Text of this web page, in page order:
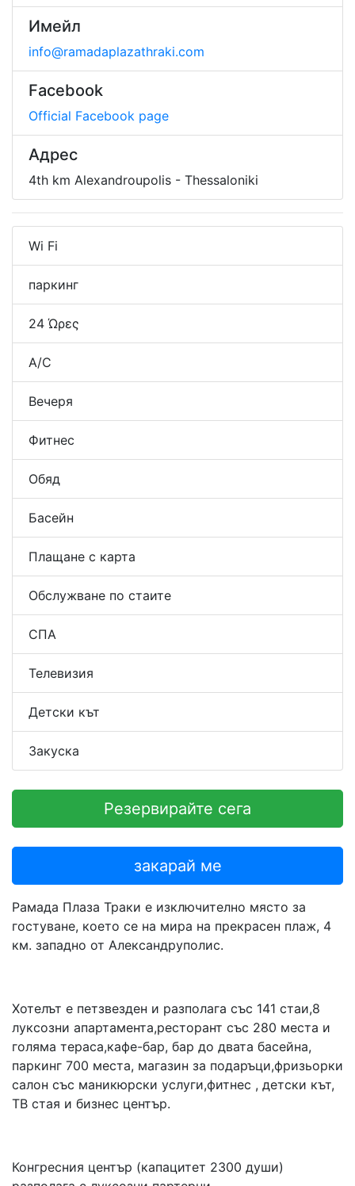
Имейл
info@ramadaplazathraki.com
Facebook
Official Facebook page
Адрес
4th km Alexandroupolis - Thessaloniki
Wi Fi
паркинг
24 Ώρες
A/C
Вечеря
Фитнес
Обяд
Басейн
Плащане с карта
Обслужване по стаите
СПА
Телевизия
Детски кът
Закуска
Резервирайте сега
закарай ме
Рамада Плаза Траки е изключително място за
гостуване, което се на мира на прекрасен плаж, 4
км. западно от Александруполис.
Хотелът е петзвезден и разполага със 141 стаи,8
луксозни апартамента,ресторант със 280 места и
голяма тераса,кафе-бар, бар до двата басейна,
паркинг 700 места, магазин за подаръци,фризьорки
салон със маникюрски услуги,фитнес , детски кът,
ТВ стая и бизнес център.
Конгресния център (капацитет 2300 души)